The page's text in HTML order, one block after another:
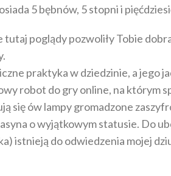
5 bębnów, 5 stopni i
tutaj poglądy pozwoliły Tobie
praktyka w dziedzinie, a
robot do gry online, na którym
się ów lampy gromadzone
o wyjątkowym statusie. Do
istnieją do odwiedzenia mojej